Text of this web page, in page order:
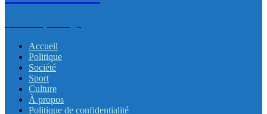
Accueil
Politique
Société
Sport
Culture
À propos
Politique de confidentialité